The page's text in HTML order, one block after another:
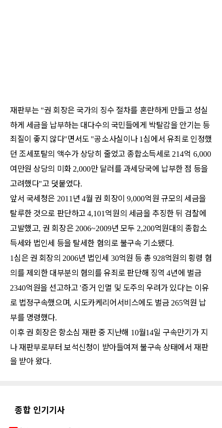
재판부는 "권 회장은 국가의 징수 절차를 혼란하게 만들고 성실
하게 세금을 납부하는 대다수의 국민들에게 박탈감을 안기는 등
죄질이 좋지 않다"면서도 "공소사실이나 1심에서 유죄로 인정했
던 조세포탈의 액수가 상당히 줄었고 종합소득세로214억 6,000
여만원 상당의 미화2,000만 달러를 과세당국에 납부한 점 등을
고려했다"고 덧붙였다.
앞서 국세청은 2011 년 4월 권 회장이9,000억원 규모의 세금을
탈루한 것으로 판단하고4,101 억원의 세금을 추징한 뒤 검찰에
고발했고,권 회장은 2006~2009년 모두 2,200억원대의 종합소
득세와 법인세 등을 탈세한 혐의로 불구속 기소됐다.
1심은 권 회장의2006년 법인세 30억원 등 총 928억원의 횡령 혐
의를 제외한 대부분의 혐의를 유죄로 판단해 징역4년에 벌금
2340억원을 선고하고'증거 인멸 및 도주의 우려가 있다'는 이유
로 법정구속했으며, 시도카케리어서비스에도 벌금 265억원 납
부를 명령했다.
이후 권 회장은 항소심 재판 중 지난해 10월14일 구속만기가 지
나 재판부로부터 보석신청이 받아들여져 불구속 상태에서 재판
을 받아 왔다.
종합 인기기사